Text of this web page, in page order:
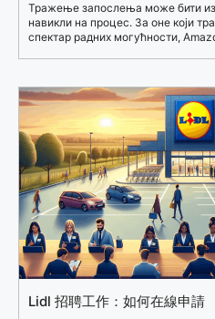
Тражење запослења може бити
навикли на процес. За оне који
спектар радних могућности,
Lidl 招聘工作：如何在線申請